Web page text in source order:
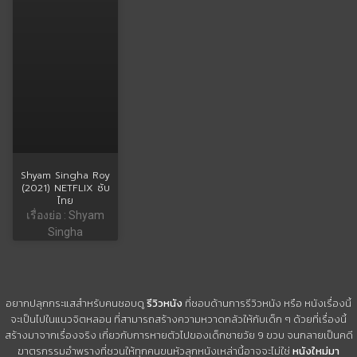
Shyam Singha Roy
(2021) NETFLIX ซับ
ไทย
เรื่องย่อ : Shyam
Singha
อยากปลุกกระแสสำหรับคนชอบดูรีวิวหนัง ที่ชอบด้านการรีวิวหนัง หรือ หนังเรื่องนี้
จะเป็นไปในแนวจิตหลอน ที่สามารถสร้างความหวาดกลัวให้กับเด็ก ๆ ด้วยที่เรื่องนี้
สร้างมาจากเรื่องจริง เกี่ยวกับการหายตัวไปของเด็กชายวัย 9 ขวบ จนกลายเป็นคดี
ฆาตรกรรมอำพรางที่ชวนให้ทุกคนขนหัวลุกหนังเหล่านี้อาจจะไม่ใช่ หนังใหม่มา